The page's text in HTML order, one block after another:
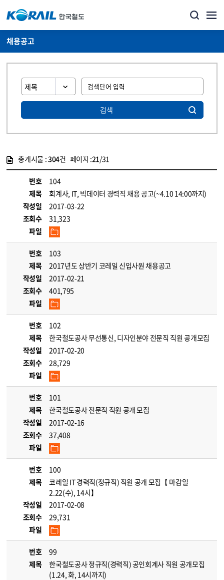
채용공고
검색
총게시물 :304건 페이지 :21/31
번호
104
제목
회계사, IT, 빅데이터 경력직 채용 공고(~4.10 14:00까지)
작성일
2017-03-22
조회수
31,323
파일
번호
103
제목
2017년도 상반기 코레일 신입사원 채용공고
작성일
2017-02-21
조회수
401,795
파일
번호
102
제목
한국철도공사 무선통신, 디자인분야 전문직 직원 공개모집
작성일
2017-02-20
조회수
28,729
파일
번호
101
제목
한국철도공사 전문직 직원 공개 모집
작성일
2017-02-16
조회수
37,408
파일
번호
100
제목
코레일 IT 경력직(정규직) 직원 공개 모집【 마감일
2.22(수), 14시】
작성일
2017-02-08
조회수
29,731
파일
번호
99
제목
한국철도공사 정규직(경력직) 공인회계사 직원 공개모집
(1.24, 화, 14시까지)